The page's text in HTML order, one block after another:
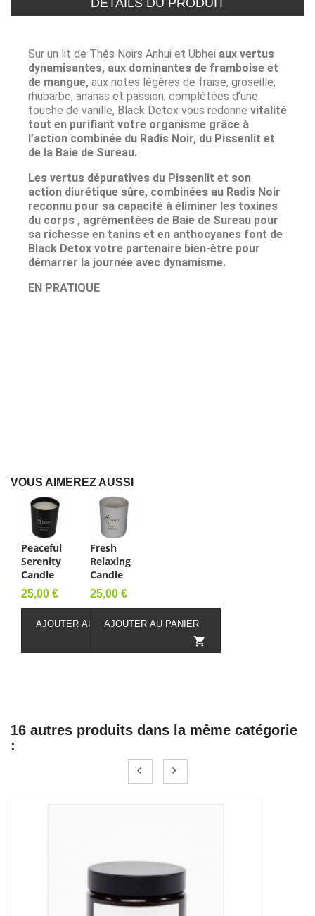
Sur un lit de Thés Noirs Anhui et Ubhei aux vertus
dynamisantes, aux dominantes de framboise et
de mangue, aux notes légères de fraise, groseille,
rhubarbe, ananas et passion, complétées d’une
touche de vanille, Black Detox vous redonne vitalité
tout en purifiant votre organisme grâce à
l’action combinée du Radis Noir, du Pissenlit et
de la Baie de Sureau.
Les vertus dépuratives du Pissenlit et son
action diurétique sûre, combinées au Radis Noir
reconnu pour sa capacité à éliminer les toxines
du corps , agrémentées de Baie de Sureau pour
sa richesse en tanins et en anthocyanes font de
Black Detox votre partenaire bien-être pour
démarrer la journée avec dynamisme.
EN PRATIQUE
VOUS AIMEREZ AUSSI
Peaceful
Serenity
Candle
Prix
25,00 €
AJOUTER AU PANIER
Fresh
Relaxing
Candle
Prix
25,00 €
AJOUTER AU PANIER

16 autres produits dans la même catégorie
: